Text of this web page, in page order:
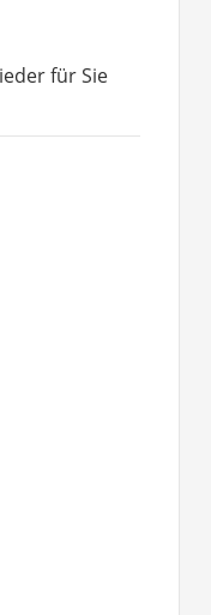
für Sie